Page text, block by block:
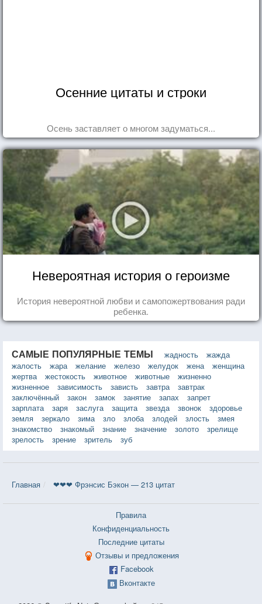
Осенние цитаты и строки
Осень заставляет о многом задуматься...
Невероятная история о героизме
История невероятной любви и самопожертвования ради
ребенка.
САМЫЕ ПОПУЛЯРНЫЕ ТЕМЫ жадность
жажда
жалость
жара желание железо желудок жена
женщина
жертва
жестокость животное животные
жизненно
жизненное
зависимость зависть завтра
завтрак
заключённый
закон замок занятие запах
запрет
зарплата
заря заслуга защита звезда звонок
здоровье
земля
зеркало зима зло злоба злодей злость
змея
знакомство
знакомый знание значение золото
зрелище
зрелость
зрение зритель зуб
Главная ❤❤❤ Фрэнсис Бэкон — 213 цитат
Правила
Конфиденциальность
Последние цитаты
Отзывы и предложения
Facebook
Вконтакте